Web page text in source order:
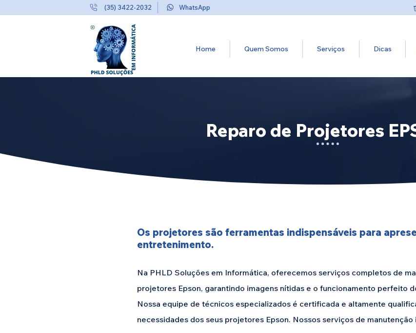
(35) 3422-2032 WhatsApp
Home Quem Somos Serviços Dicas
Reparo de Projetores
Os projetores são ferramentas indispensáveis para
entretenimento.
Na PHLD Soluções em Informática, oferecemos serviços completos de
projetores Epson, garantindo imagens nítidas e o funcionamento perfeito
Nossa equipe de técnicos especializados é certificada e altamente
necessidades dos seus projetores Epson. Nossos serviços de manutenção